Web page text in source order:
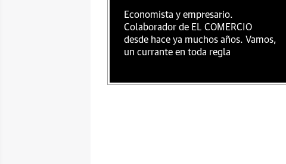
Economista y empresario.
Colaborador de EL COMERCIO
desde hace ya muchos años. Vamos,
un currante en toda regla